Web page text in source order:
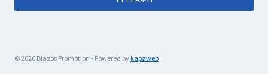
© 2026 Blazos Promotion - Powered by kapaweb